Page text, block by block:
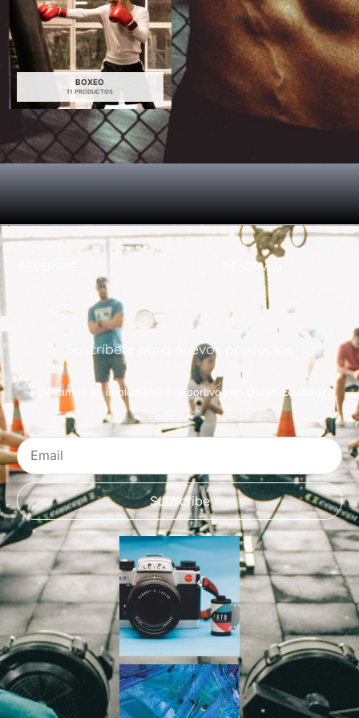
BOXEO
11 PRODUCTOS
RESERVAS
Suscríbete para nuevos productos
Innovamos en implementos deportivos en Quito-Ecuador
Email
Subscribe